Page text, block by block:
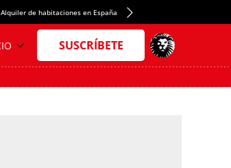
Alquiler de habitaciones en España Crédito del Spotify Camp Nou